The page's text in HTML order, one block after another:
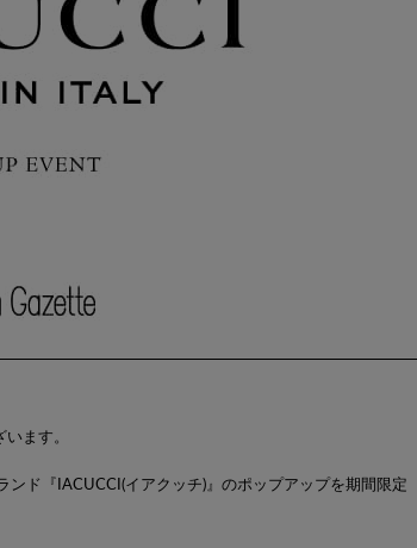
ます。
ド『IACUCCI(イアクッチ)』のポップアップを期間限定